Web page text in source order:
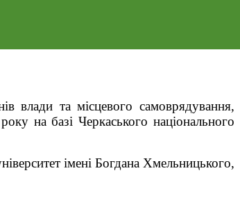
влади та місцевого самоврядування,
на базі Черкаського національного
імені Богдана Хмельницького,